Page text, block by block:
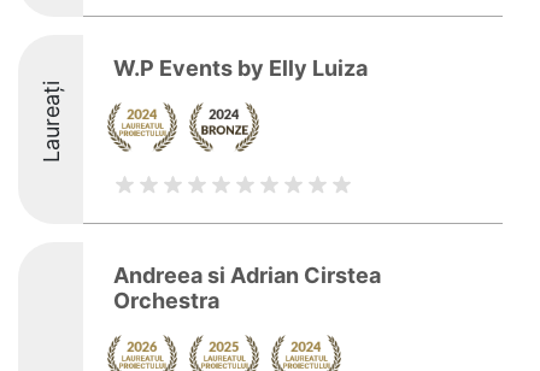
Laureați
W.P Events by Elly Luiza
Andreea si Adrian Cirstea
Orchestra